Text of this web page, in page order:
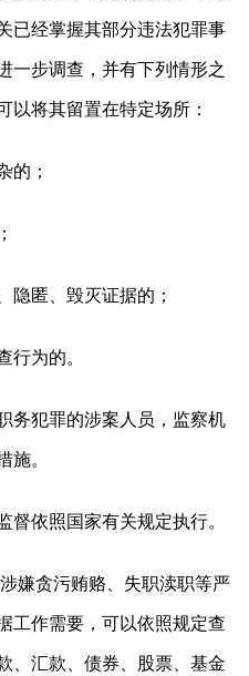
已经掌握其部分违法犯罪事
一步调查，并有下列情形之
以将其留置在特定场所：
的；
隐匿、毁灭证据的；
行为的。
务犯罪的涉案人员，监察机
施。
督依照国家有关规定执行。
嫌贪污贿赂、失职渎职等严
工作需要，可以依照规定查
、汇款、债券、股票、基金